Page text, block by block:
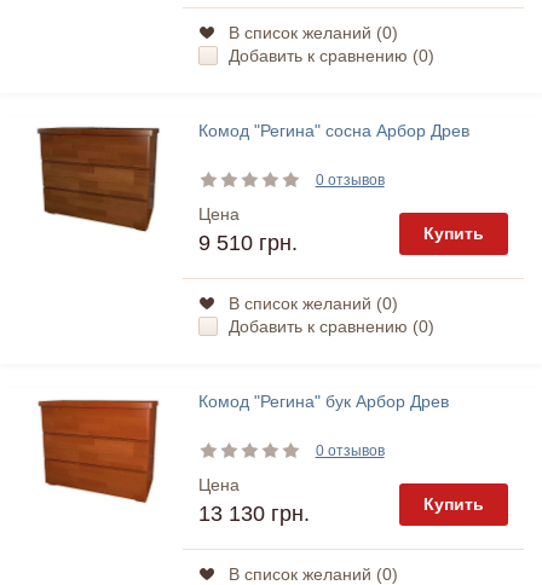
В список желаний (0)
Добавить к сравнению (0)
Комод "Регина" сосна Арбор Древ
0 отзывов
Цена
9 510 грн. Купить
В список желаний (0)
Добавить к сравнению (0)
Комод "Регина" бук Арбор Древ
0 отзывов
Цена
13 130 грн. Купить
В список желаний (0)